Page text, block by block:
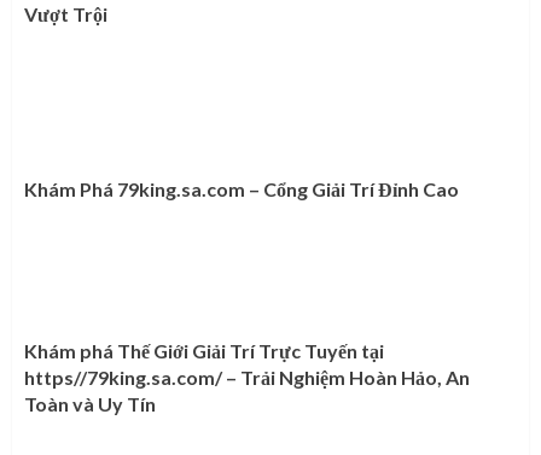
Vượt Trội
Khám Phá 79king.sa.com – Cổng Giải Trí Đỉnh Cao
Khám phá Thế Giới Giải Trí Trực Tuyến tại
https//79king.sa.com/ – Trải Nghiệm Hoàn Hảo, An
Toàn và Uy Tín